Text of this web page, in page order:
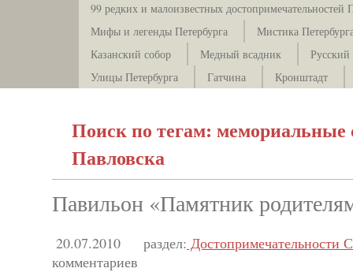
99 редких и малоизвестных достопримечательностей
Мифы и легенды Петербурга
Мистика
Казанский собор
Медный всадник
Улицы Петербурга
Гатчина Кронштадт
Поиск по тегам: мемориальные
Павловска
Павильон «Памятник
20.07.2010 раздел: Достопримечательности
комментариев